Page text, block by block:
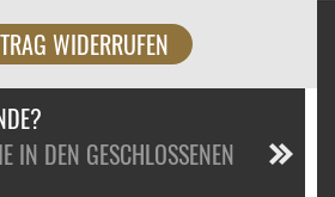
WIDERRUFEN
IN DEN GESCHLOSSENEN